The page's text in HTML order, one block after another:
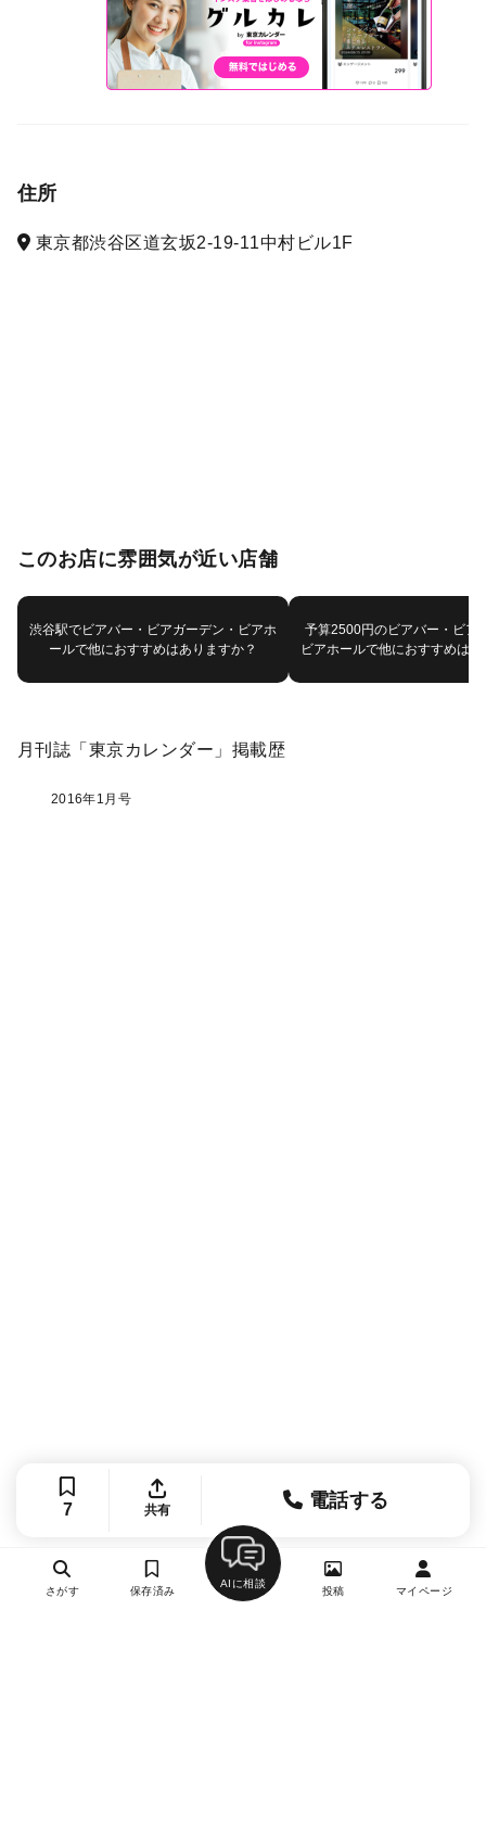
住所
東京都渋谷区道玄坂2-19-11中村ビル1F
このお店に雰囲気が近い店舗
渋谷駅でビアバー・ビアガーデン・ビアホ
ールで他におすすめはありますか？
予算2500円のビアバー・ビア
ビアホールで他におすすめは
月刊誌「東京カレンダー」掲載歴
2016年1月号
7 共有 電話する
さがす 保存済み
AIに相談
投稿 マイページ